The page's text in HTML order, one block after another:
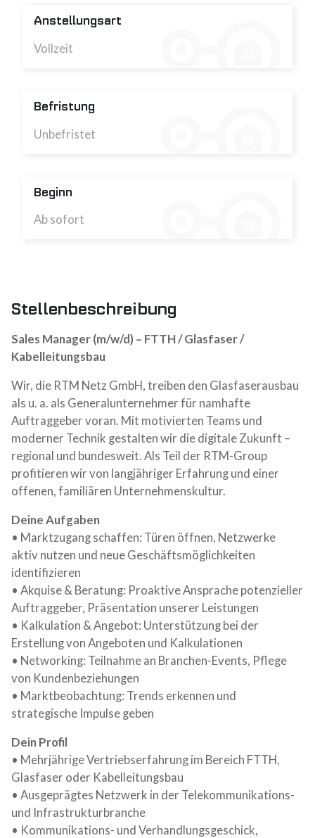
Anstellungsart
Vollzeit
Befristung
Unbefristet
Beginn
Ab sofort
Stellenbeschreibung
Sales Manager (m/w/d) – FTTH / Glasfaser /
Kabelleitungsbau
Wir, die RTM Netz GmbH, treiben den Glasfaserausbau
als u. a. als Generalunternehmer für namhafte
Auftraggeber voran. Mit motivierten Teams und
moderner Technik gestalten wir die digitale Zukunft –
regional und bundesweit. Als Teil der RTM-Group
profitieren wir von langjähriger Erfahrung und einer
offenen, familiären Unternehmenskultur.
Deine Aufgaben
• Marktzugang schaffen: Türen öffnen, Netzwerke
aktiv nutzen und neue Geschäftsmöglichkeiten
identifizieren
• Akquise & Beratung: Proaktive Ansprache potenzieller
Auftraggeber, Präsentation unserer Leistungen
• Kalkulation & Angebot: Unterstützung bei der
Erstellung von Angeboten und Kalkulationen
• Networking: Teilnahme an Branchen-Events, Pflege
von Kundenbeziehungen
• Marktbeobachtung: Trends erkennen und
strategische Impulse geben
Dein Profil
• Mehrjährige Vertriebserfahrung im Bereich FTTH,
Glasfaser oder Kabelleitungsbau
• Ausgeprägtes Netzwerk in der Telekommunikations-
und Infrastrukturbranche
• Kommunikations- und Verhandlungsgeschick,